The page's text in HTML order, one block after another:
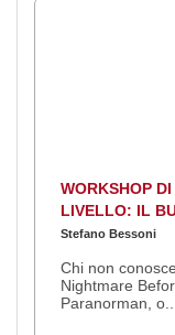
WORKSHOP
LIVELLO: IL
Stefano Bessoni
Chi non
Nightmare
Paranorman, o..